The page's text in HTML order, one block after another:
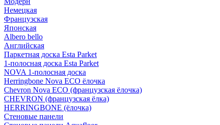
Немецкая
Французская
Японская
Albero bello
Английская
Паркетная доска Esta Parket
1-полосная доска Esta Parket
NOVA 1-полосная доска
Herringbone Nova ECO ёлочка
Chevron Nova ECO (французская ёлочка)
CHEVRON (французская ёлка)
HERRINGBONE (ёлочка)
Стеновые панели